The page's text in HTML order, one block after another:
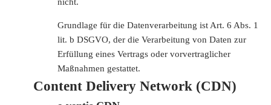
Grundlage für die Datenverarbeitung ist Art. 6 Abs. 1
lit. b DSGVO, der die Verarbeitung von Daten zur
Erfüllung eines Vertrags oder vorvertraglicher
Maßnahmen gestattet.
Content Delivery Network (CDN)